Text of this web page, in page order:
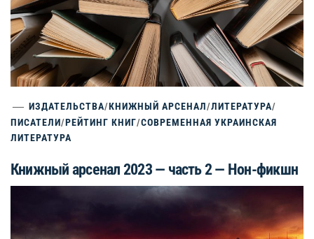
ИЗДАТЕЛЬСТВА/КНИЖНЫЙ АРСЕНАЛ/ЛИТЕРАТУРА/
ПИСАТЕЛИ/РЕЙТИНГ КНИГ/СОВРЕМЕННАЯ УКРАИНСКАЯ
ЛИТЕРАТУРА
Книжный арсенал 2023 — часть 2 — Нон-фикшн